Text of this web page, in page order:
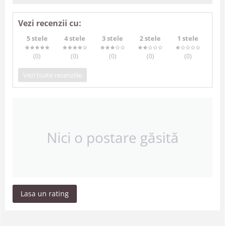
Vezi recenzii cu:
5 stele
(0)
4 stele
(0)
3 stele
(0)
2 stele
(0)
1 stele
(0)
Vezi toate recenziile
Nici o postare găsită
Lasa un rating